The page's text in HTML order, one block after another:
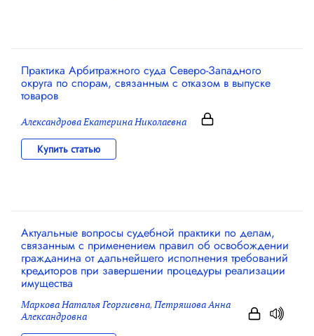
Практика Арбитражного суда Северо-Западного
округа по спорам, связанным с отказом в выпуске
товаров
Александрова Екатерина Николаевна
Купить статью
Актуальные вопросы судебной практики по делам,
связанным с применением правил об освобождении
гражданина от дальнейшего исполнения требований
кредиторов при завершении процедуры реализации
имущества
Маркова Наталья Георгиевна, Петряшова Анна
Александровна